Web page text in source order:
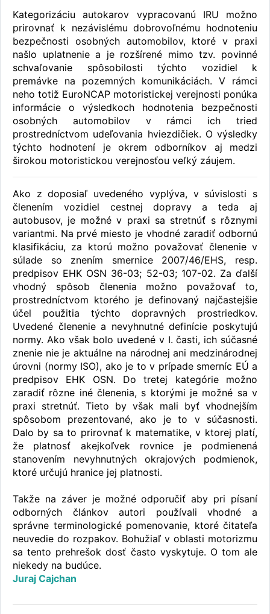
Kategorizáciu autokarov vypracovanú IRU možno
prirovnať k nezávislému dobrovoľnému hodnoteniu
bezpečnosti osobných automobilov, ktoré v praxi
našlo uplatnenie a je rozšírené mimo tzv. povinné
schvaľovanie spôsobilosti týchto vozidiel k
premávke na pozemných komunikáciách. V rámci
neho totiž EuroNCAP motoristickej verejnosti ponúka
informácie o výsledkoch hodnotenia bezpečnosti
osobných automobilov v rámci ich tried
prostredníctvom udeľovania hviezdičiek. O výsledky
týchto hodnotení je okrem odborníkov aj medzi
širokou motoristickou verejnosťou veľký záujem.
Ako z doposiaľ uvedeného vyplýva, v súvislosti s
členením vozidiel cestnej dopravy a teda aj
autobusov, je možné v praxi sa stretnúť s rôznymi
variantmi. Na prvé miesto je vhodné zaradiť odbornú
klasifikáciu, za ktorú možno považovať členenie v
súlade so znením smernice 2007/46/EHS, resp.
predpisov EHK OSN 36-03; 52-03; 107-02. Za ďalší
vhodný spôsob členenia možno považovať to,
prostredníctvom ktorého je definovaný najčastejšie
účel použitia týchto dopravných prostriedkov.
Uvedené členenie a nevyhnutné definície poskytujú
normy. Ako však bolo uvedené v I. časti, ich súčasné
znenie nie je aktuálne na národnej ani medzinárodnej
úrovni (normy ISO), ako je to v prípade smerníc EÚ a
predpisov EHK OSN. Do tretej kategórie možno
zaradiť rôzne iné členenia, s ktorými je možné sa v
praxi stretnúť. Tieto by však mali byť vhodnejším
spôsobom prezentované, ako je to v súčasnosti.
Dalo by sa to prirovnať k matematike, v ktorej platí,
že platnosť akejkoľvek rovnice je podmienená
stanovením nevyhnutných okrajových podmienok,
ktoré určujú hranice jej platnosti.
Takže na záver je možné odporučiť aby pri písaní
odborných článkov autori používali vhodné a
správne terminologické pomenovanie, ktoré čitateľa
neuvedie do rozpakov. Bohužiaľ v oblasti motorizmu
sa tento prehrešok dosť často vyskytuje. O tom ale
niekedy na budúce.
Juraj Cajchan